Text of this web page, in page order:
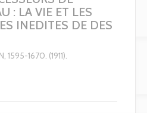
: LA VIE ET LES
INEDITES DE DES
1595-1670. (1911).